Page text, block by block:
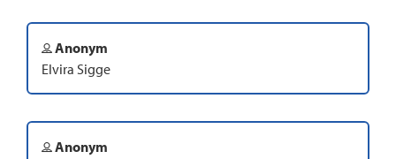
Anonym
Elvira Sigge
Anonym